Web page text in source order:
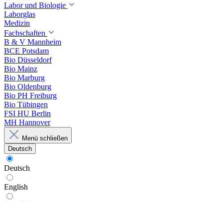
Labor und Biologie
Laborglas
Medizin
Fachschaften
B & V Mannheim
BCE Potsdam
Bio Düsseldorf
Bio Mainz
Bio Marburg
Bio Oldenburg
Bio PH Freiburg
Bio Tübingen
FSI HU Berlin
MH Hannover
Menü schließen
Deutsch
Deutsch
English